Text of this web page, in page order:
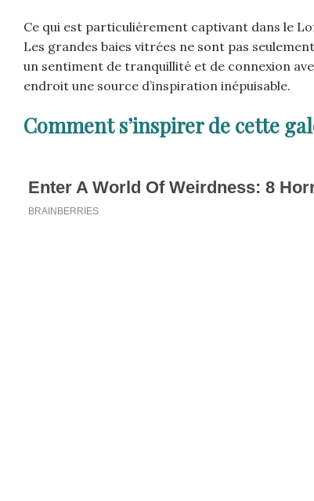
Ce qui est particulièrement captivant dans le
Les grandes baies vitrées ne sont pas
un sentiment de tranquillité et de connexion
endroit une source d’inspiration inépuisable.
Comment s’inspirer de cette